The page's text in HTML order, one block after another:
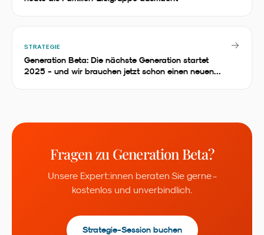
STRATEGIE
Generation Beta: Die nächste Generation startet
2025 - und wir brauchen jetzt schon einen neuen
Fragen zu Generation Beta?
Unsere Expert:innen beraten Sie gerne -
kostenlos und unverbindlich.
Strategie-Session buchen